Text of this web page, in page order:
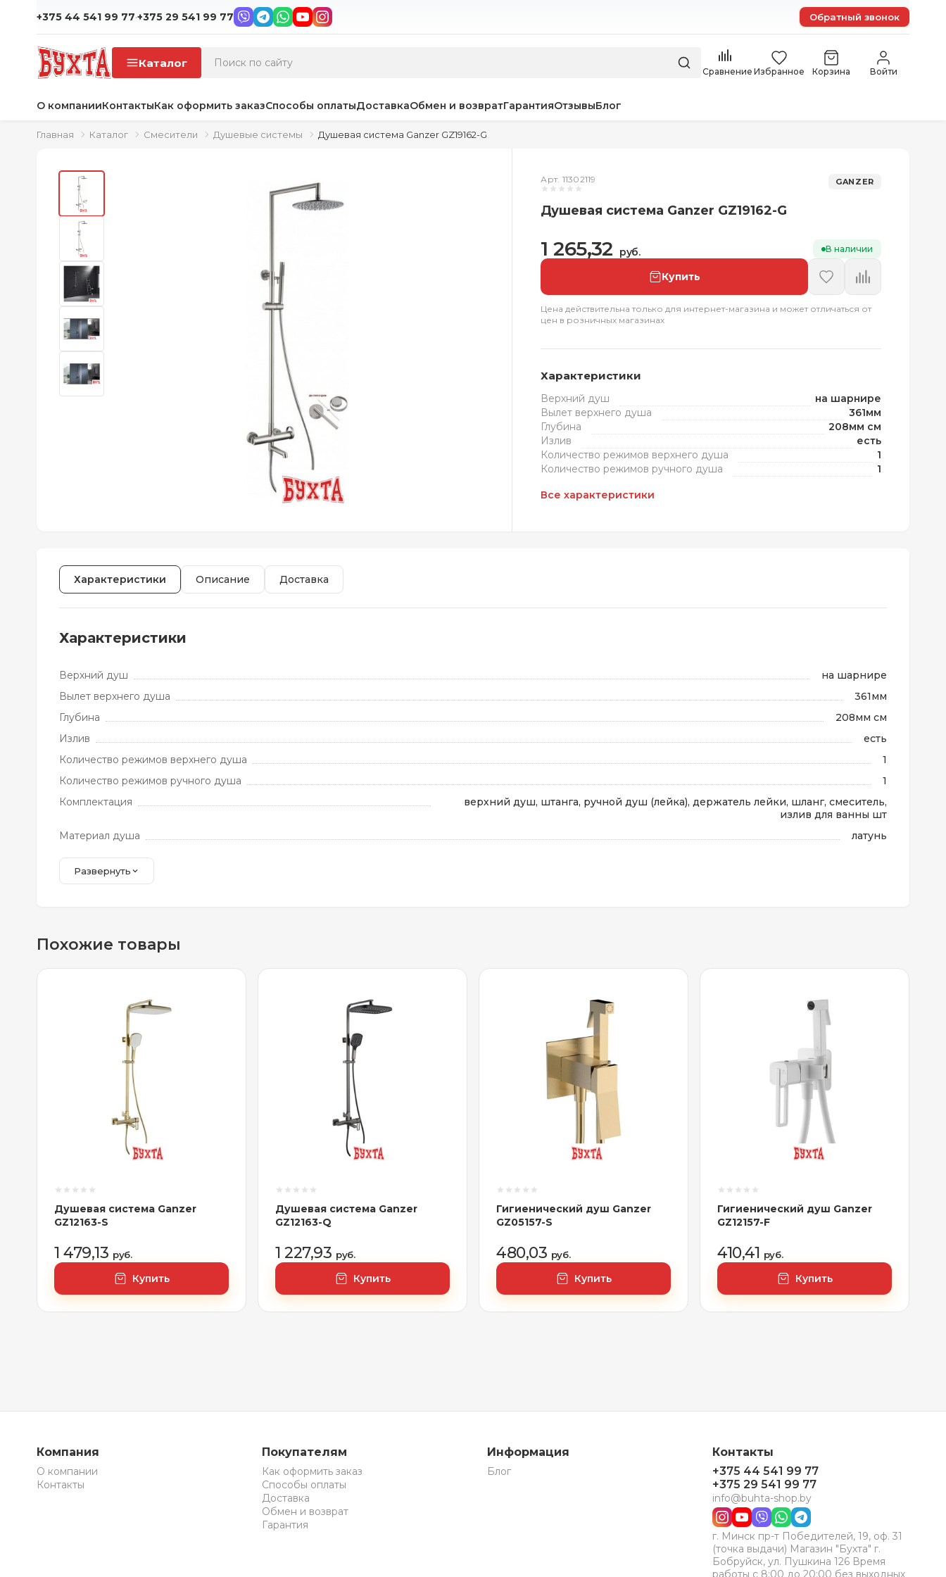
+375 44 541 99 77·+375 29 541 99 77 Обратный звонок
Каталог
Сравнение Избранное Корзина Войти
О компанииКонтактыКак оформить заказСпособы оплатыДоставкаОбмен и возвратГарантияОтзывыБлог
Главная Каталог Смесители Душевые системы Душевая система Ganzer GZ19162-G
Арт. 11302119 GANZER
Душевая система Ganzer GZ19162-G
1 265,32 руб. В наличии
Купить
Цена действительна только для интернет-магазина и может отличаться от
цен в розничных магазинах
Характеристики
Верхний душ
на шарнире
Вылет верхнего душа
361мм
Глубина
208мм см
Излив
есть
Количество режимов верхнего душа
1
Количество режимов ручного душа
1
Все характеристики
Характеристики Описание Доставка
Характеристики
Верхний душ
на шарнире
Вылет верхнего душа
361мм
Глубина
208мм см
Излив
есть
Количество режимов верхнего душа
1
Количество режимов ручного душа
1
Комплектация
верхний душ, штанга, ручной душ (лейка), держатель лейки, шланг, смеситель,
излив для ванны шт
Материал душа
латунь
Развернуть
Похожие товары
Душевая система Ganzer
GZ12163-S
1 479,13 руб.
Купить
Душевая система Ganzer
GZ12163-Q
1 227,93 руб.
Купить
Гигиенический душ Ganzer
GZ05157-S
480,03 руб.
Купить
Гигиенический душ Ganzer
GZ12157-F
410,41 руб.
Купить
Компания
О компании
Контакты
Покупателям
Как оформить заказ
Способы оплаты
Доставка
Обмен и возврат
Гарантия
Информация
Блог
Контакты
+375 44 541 99 77
+375 29 541 99 77
info@buhta-shop.by
г. Минск пр-т Победителей, 19, оф. 31
(точка выдачи) Магазин "Бухта" г.
Бобруйск, ул. Пушкина 126 Время
работы с 8:00 до 20:00 без выходных